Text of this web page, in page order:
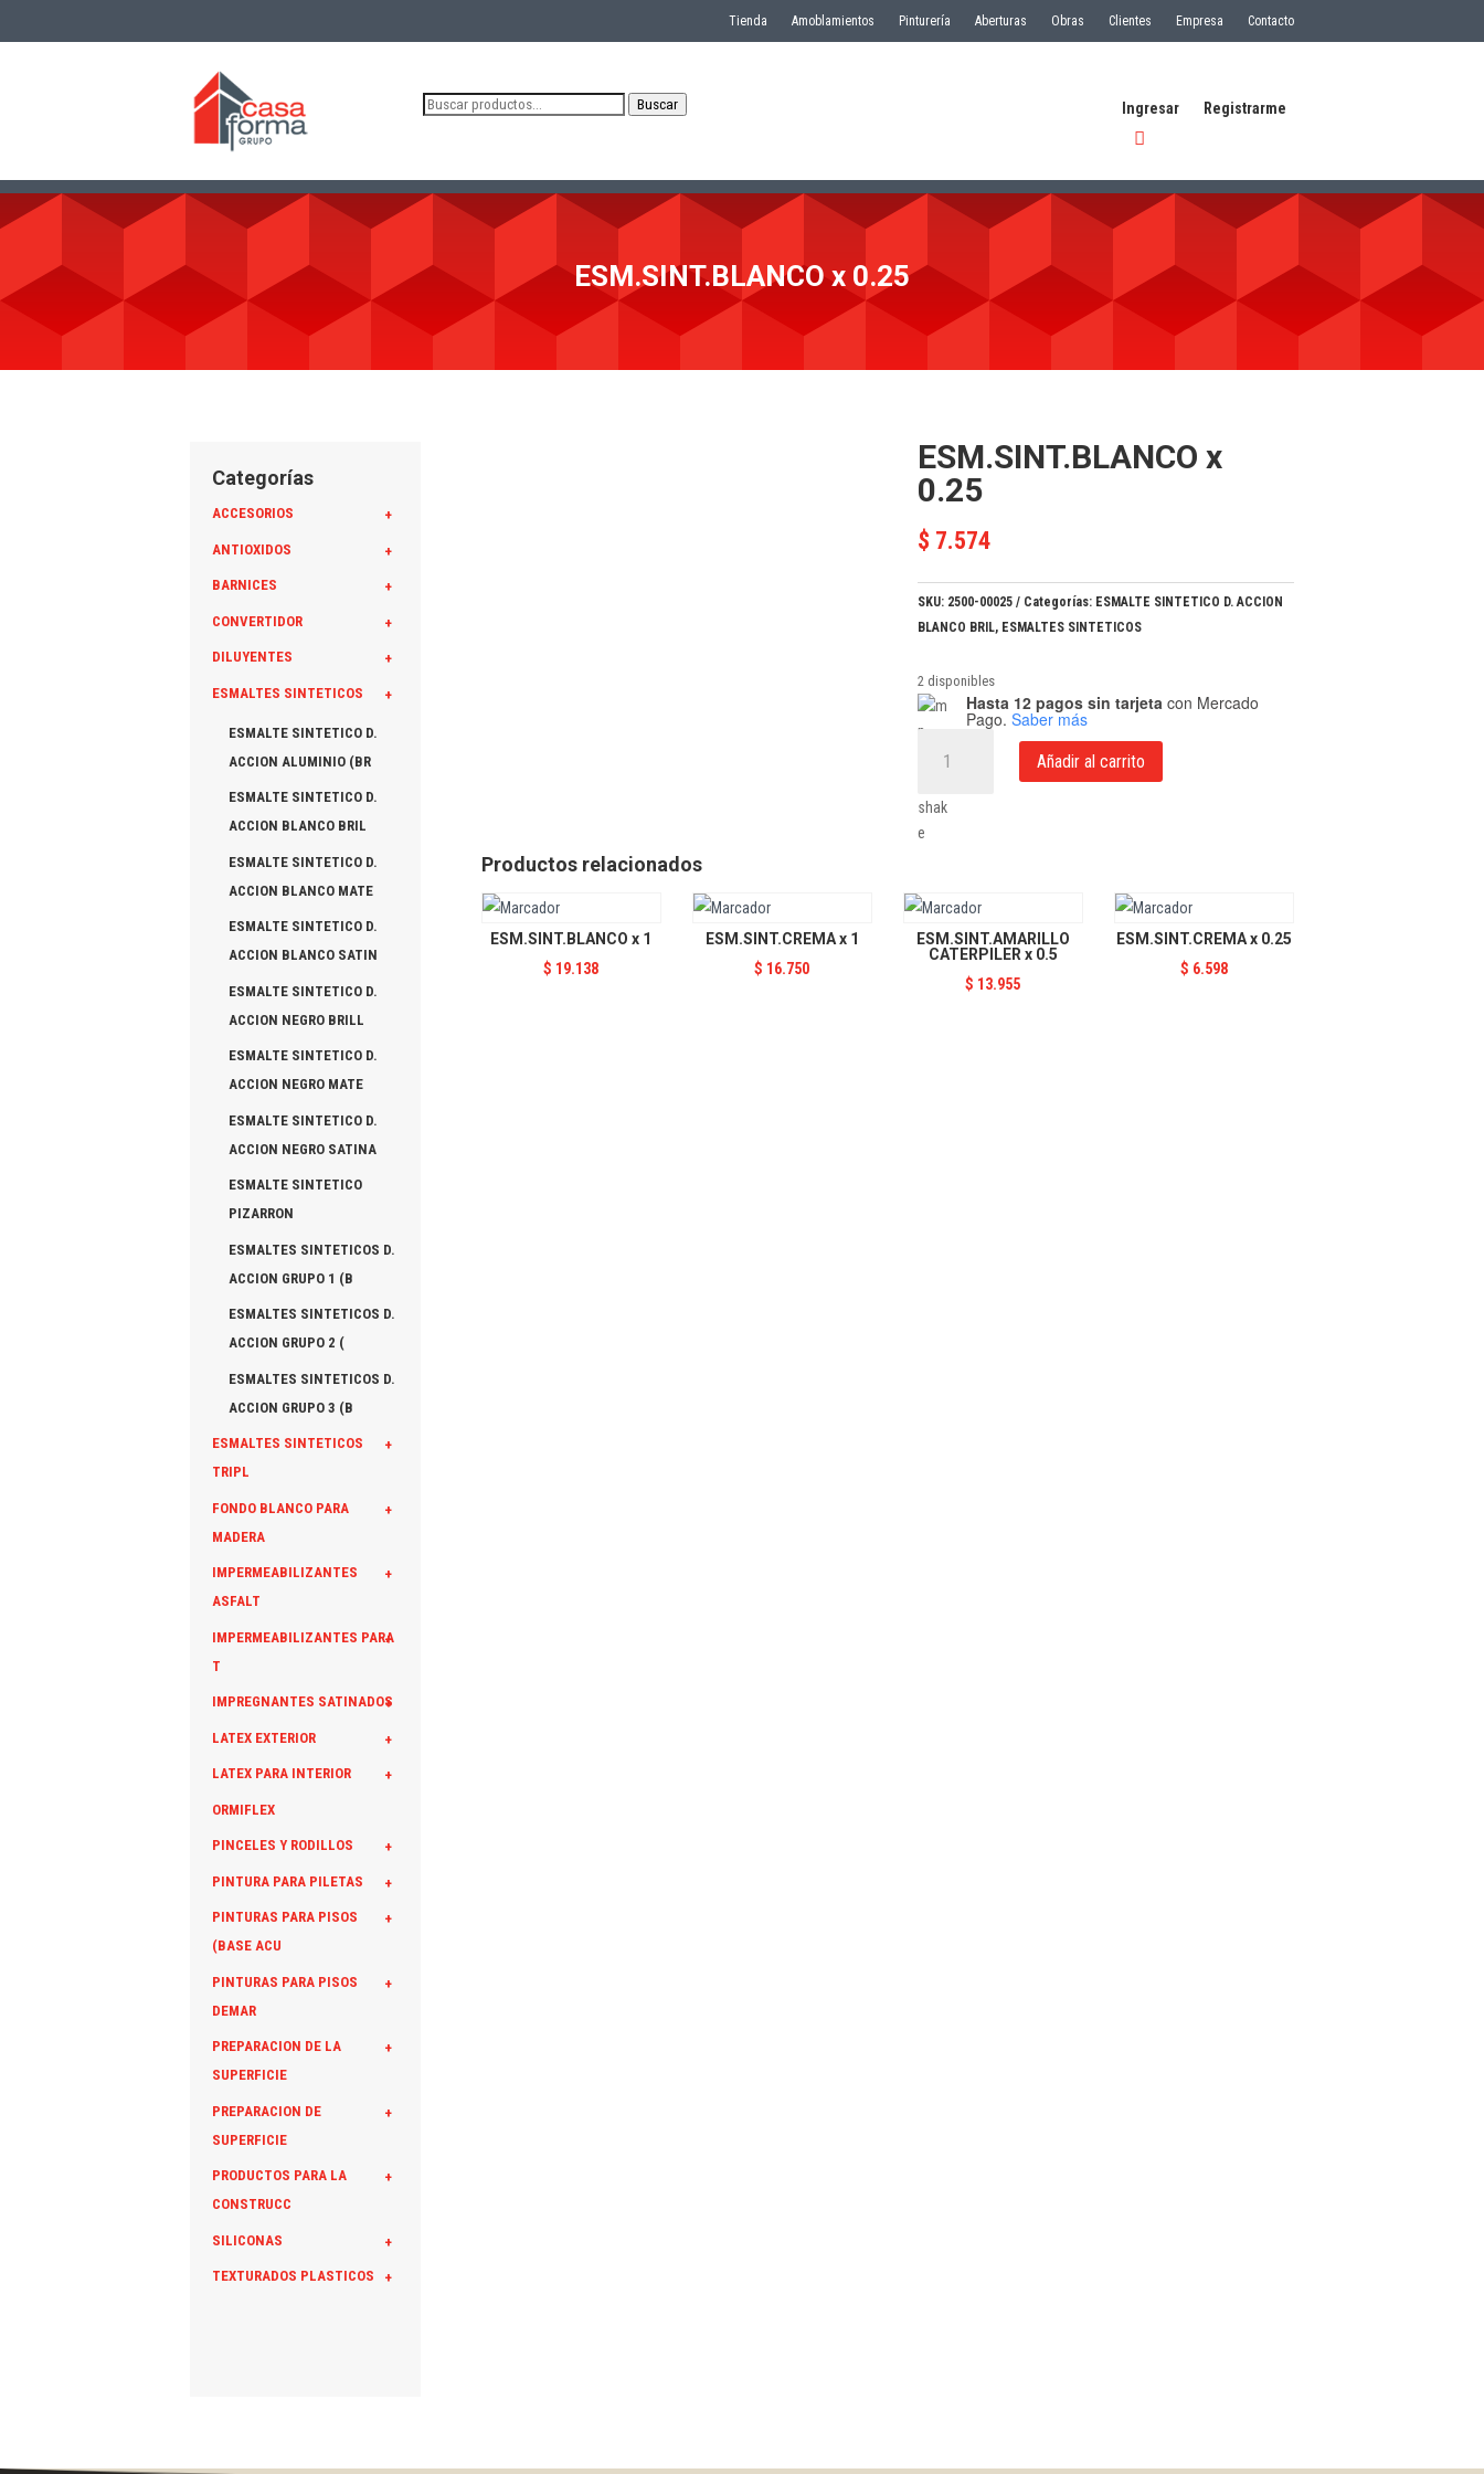
Tienda Amoblamientos Pinturería Aberturas Obras Clientes Empresa Contacto
Buscar
Buscar Ingresar Registrarme
ESM.SINT.BLANCO x 0.25
Categorías
+
ACCESORIOS
+
ANTIOXIDOS
+
BARNICES
+
CONVERTIDOR
+
DILUYENTES
+
ESMALTES SINTETICOS
ESMALTE SINTETICO D.
ACCION ALUMINIO (BR
ESMALTE SINTETICO D.
ACCION BLANCO BRIL
ESMALTE SINTETICO D.
ACCION BLANCO MATE
ESMALTE SINTETICO D.
ACCION BLANCO SATIN
ESMALTE SINTETICO D.
ACCION NEGRO BRILL
ESMALTE SINTETICO D.
ACCION NEGRO MATE
ESMALTE SINTETICO D.
ACCION NEGRO SATINA
ESMALTE SINTETICO
PIZARRON
ESMALTES SINTETICOS D.
ACCION GRUPO 1 (B
ESMALTES SINTETICOS D.
ACCION GRUPO 2 (
ESMALTES SINTETICOS D.
ACCION GRUPO 3 (B
+
ESMALTES SINTETICOS
TRIPL
+
FONDO BLANCO PARA
MADERA
+
IMPERMEABILIZANTES
ASFALT
+
IMPERMEABILIZANTES PARA
T
+
IMPREGNANTES SATINADOS
+
LATEX EXTERIOR
+
LATEX PARA INTERIOR
ORMIFLEX
+
PINCELES Y RODILLOS
+
PINTURA PARA PILETAS
+
PINTURAS PARA PISOS
(BASE ACU
+
PINTURAS PARA PISOS
DEMAR
+
PREPARACION DE LA
SUPERFICIE
+
PREPARACION DE
SUPERFICIE
+
PRODUCTOS PARA LA
CONSTRUCC
+
SILICONAS
+
TEXTURADOS PLASTICOS
ESM.SINT.BLANCO x
0.25
$ 7.574
SKU: 2500-00025 Categorías: ESMALTE SINTETICO D. ACCION
BLANCO BRIL, ESMALTES SINTETICOS
2 disponibles
Hasta 12 pagos sin tarjeta con Mercado
Pago. Saber más
ESM.SINT.BLANCO
cantidad
Añadir al carrito
Productos relacionados
ESM.SINT.BLANCO x 1
$ 19.138
ESM.SINT.CREMA x 1
$ 16.750
ESM.SINT.AMARILLO
CATERPILER x 0.5
$ 13.955
ESM.SINT.CREMA x 0.25
$ 6.598